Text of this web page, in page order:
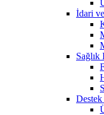
İdari